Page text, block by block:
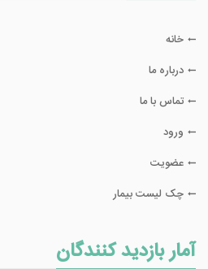
خانه
درباره ما
تماس با ما
ورود
عضویت
چک لیست بیمار
آمار بازدید کنندگان